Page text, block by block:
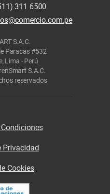
311 6500
S.A.C.
Paracas #532
Lima - Perú
S.A.C.
reservados
Privacidad
Cookies